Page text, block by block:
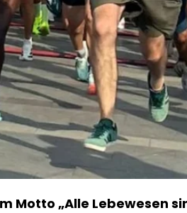
Motto „Alle Lebewesen